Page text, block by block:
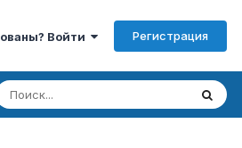
Войти Регистрация